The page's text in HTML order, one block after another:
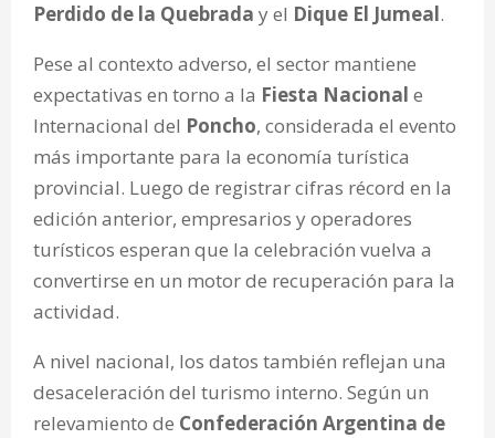
Perdido de la Quebrada y el Dique El Jumeal.
Pese al contexto adverso, el sector mantiene
expectativas en torno a la Fiesta Nacional e
Internacional del Poncho, considerada el evento
más importante para la economía turística
provincial. Luego de registrar cifras récord en la
edición anterior, empresarios y operadores
turísticos esperan que la celebración vuelva a
convertirse en un motor de recuperación para la
actividad.
A nivel nacional, los datos también reflejan una
desaceleración del turismo interno. Según un
relevamiento de Confederación Argentina de